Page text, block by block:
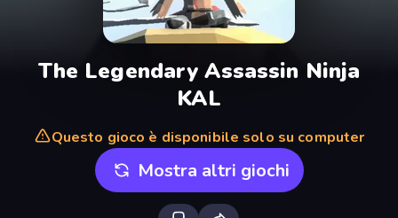
The Legendary Assassin Ninja
KAL
Questo gioco è disponibile solo su computer
Mostra altri giochi